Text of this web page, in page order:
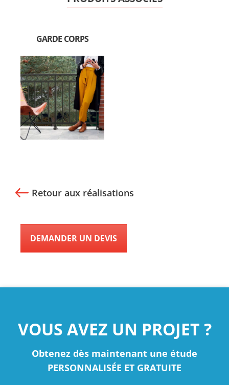
GARDE CORPS
Retour aux réalisations
DEMANDER UN DEVIS
VOUS AVEZ UN PROJET ?
Obtenez dès maintenant une étude
PERSONNALISÉE ET GRATUITE